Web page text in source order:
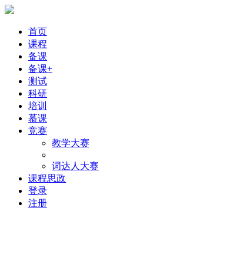
首页
课程
备课
备课+
测试
科研
培训
慕课
竞赛
教学大赛
词达人大赛
课程思政
登录
注册